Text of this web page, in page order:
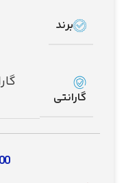
برند
گارانتی